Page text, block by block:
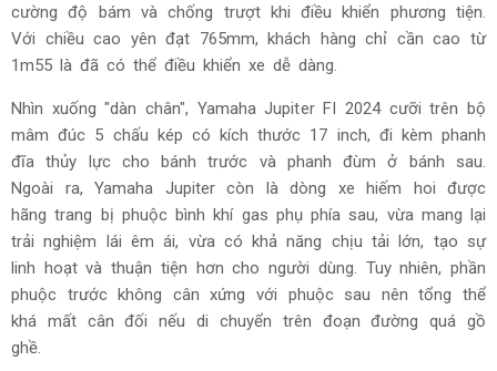
cường độ bám và chống trượt khi điều khiển phương tiện.
Với chiều cao yên đạt 765mm, khách hàng chỉ cần cao từ
1m55 là đã có thể điều khiển xe dễ dàng.
Nhìn xuống "dàn chân", Yamaha Jupiter FI 2024 cưỡi trên bộ
mâm đúc 5 chấu kép có kích thước 17 inch, đi kèm phanh
đĩa thủy lực cho bánh trước và phanh đùm ở bánh sau.
Ngoài ra, Yamaha Jupiter còn là dòng xe hiếm hoi được
hãng trang bị phuộc bình khí gas phụ phía sau, vừa mang lại
trải nghiệm lái êm ái, vừa có khả năng chịu tải lớn, tạo sự
linh hoạt và thuận tiện hơn cho người dùng. Tuy nhiên, phần
phuộc trước không cân xứng với phuộc sau nên tổng thể
khá mất cân đối nếu di chuyển trên đoạn đường quá gồ
ghề.